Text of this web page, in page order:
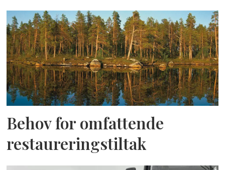
Behov for omfattende
restaureringstiltak